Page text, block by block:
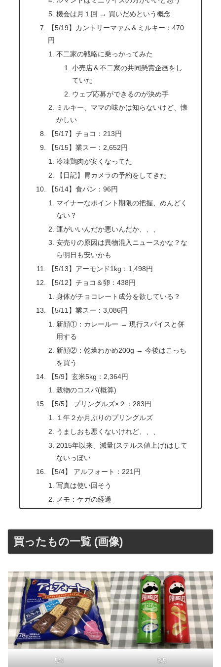
機会は月１回 → 買いだめという概念
【5/19】カントリーマァム＆ミルキー：470
円
不二家の戦略に乗っかってみた
小売店＆不二家の共同懸賞企画をし
ていた
ウェブ応募ができるのが決め手
ミルキー、ママの味かは知らないけど、懐
かしい
【5/17】チョコ：213円
【5/15】業スー：2,652円
冷凍鶏肉が安くなってた
【日記】胃カメラの予約をしてきた
【5/14】食パン：96円
マイナーなポイント期限の把握、めんどく
ない？
運がいいんだか悪いんだか、、、
安売りの原因は異物混入ニュースかな？な
ら明日も安いかも
【5/13】アーモンド1kg：1,498円
【5/12】チョコ＆卵：438円
身体がチョコレート成分を欲している？
【5/11】業スー：3,086円
新顔①：カレールー → 現行スパイスと併
用する
新顔②：乾燥わかめ200g → 今後はこっち
を買う
【5/9】玄米5kg：2,364円
穀物のコスパ(概算)
【5/5】 プリングルズ×２：283円
１年２か月ぶりのプリングルズ
うましおも悪くないけれど、、、
2015年以来、減量(ステルス値上げ)はして
ないっぽい
【5/4】 アルフォート：221円
写真は使い回そう
メモ：ケガの経過
買ったもの一覧 (画像)
5/4 5/5